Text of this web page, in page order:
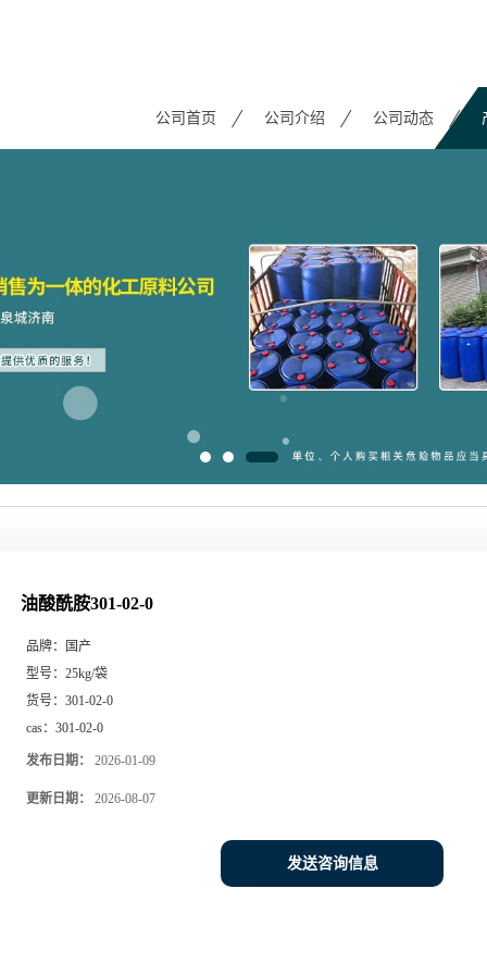
公司首页 公司介绍 公司动态
油酸酰胺301-02-0
品牌：
国产
型号： 25kg/袋
货号： 301-02-0
cas： 301-02-0
发布日期： 2026-01-09
更新日期： 2026-08-07
发送咨询信息